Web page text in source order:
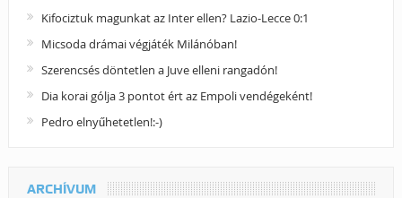
Kifociztuk magunkat az Inter ellen? Lazio-Lecce 0:1
Micsoda drámai végjáték Milánóban!
Szerencsés döntetlen a Juve elleni rangadón!
Dia korai gólja 3 pontot ért az Empoli vendégeként!
Pedro elnyűhetetlen!:-)
ARCHÍVUM